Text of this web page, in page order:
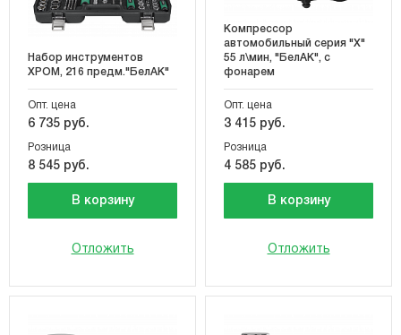
Набор инструментов
ХРОМ, 216 предм."БелАК"
Опт. цена
6 735 руб.
В корзину
Розница
8 545 руб.
Отложить
Компрессор
автомобильный серия "Х"
55 л\мин, "БелАК", с
фонарем
Опт. цена
3 415 руб.
В корзину
Розница
4 585 руб.
Отложить